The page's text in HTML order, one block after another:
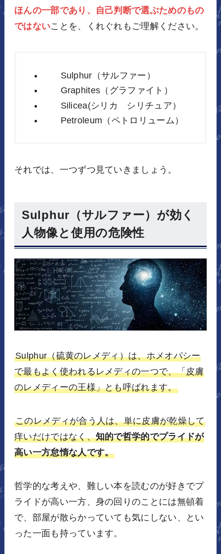
ほんの一部であり、自己判断で選ぶためのもの
ではないことを、くれぐれもご理解ください。
Sulphur（サルファー）
Graphites（グラファイト）
Silicea(シリカ シリチュア）
Petroleum（ペトロリューム）
それでは、一つずつ見ていきましょう。
Sulphur（サルファー）が効く
人物像と使用の危険性
Sulphur（硫黄のレメディ）は、ホメオパシー
で最もよく使われるレメディの一つで、「皮膚
のレメディーの王様」とも呼ばれます。
このレメディが合う人は、単に皮膚が乾燥して
痒いだけではなく、知的で哲学的でプライドが
高い一方怠惰な人です。
哲学的な考えや、難しい本を読むのが好きでプ
ライドが高い一方、身の回りのことには無頓着
で、部屋が散らかっていても気にしない、とい
った一面も持っています。